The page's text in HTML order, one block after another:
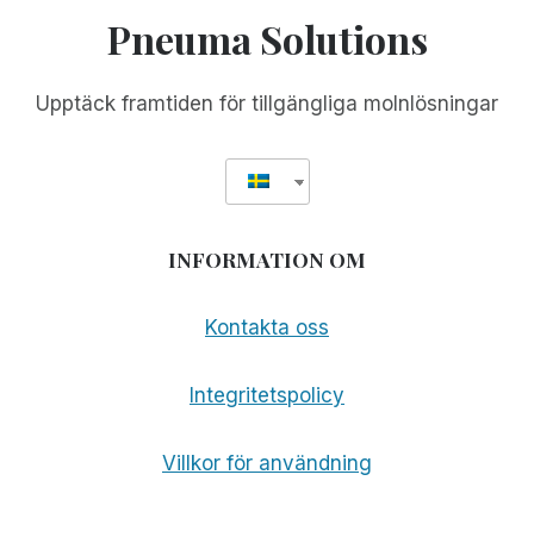
Pneuma Solutions
Upptäck framtiden för tillgängliga molnlösningar
INFORMATION OM
Kontakta oss
Integritetspolicy
Villkor för användning